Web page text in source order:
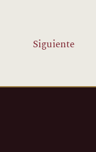
Siguiente